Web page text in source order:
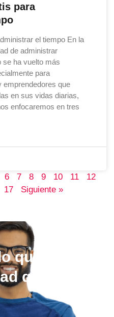
para
el tiempo En la
de administrar
se ha vuelto más
para
emprendedores que
en sus vidas diarias,
enfocaremos en tres
6 7 8 9 10 11
12
17 Siguiente »
que quieras,
que más te